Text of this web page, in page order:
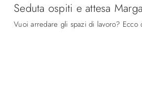
Seduta ospiti e attesa